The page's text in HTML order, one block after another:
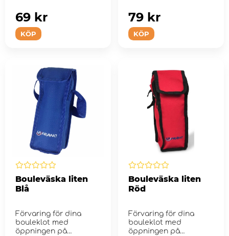
KÖP
69 kr
KÖP
79 kr
Bouleväska liten
Blå
Förvaring för dina
bouleklot med
öppningen på
Bouleväska liten
Röd
Förvaring för dina
bouleklot med
öppningen på